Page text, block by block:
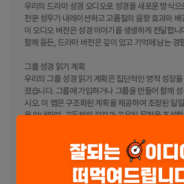
우리의 드라마 성경 오디오로 성경을 새로운 방식으
전문 성우가 내레이션하고 고품질의 음향 효과와
이 오디오 버전은 성경 이야기를 생생하게 전달합니
함께 듣든, 드라마 버전은 깊이 있고 기억에 남는 경
그룹 성경 읽기 계획
우리의 그룹 성경 읽기 계획은 집단적인 영적 성장
졌습니다. 그룹에 가입하거나 그룹을 만들어 함께
시오. 이 앱은 구조화된 계획을 제공하여 조정된 일
을 안내하며, 공동체의 감각과 공유된 목적을 조성
60분 길이의 계획이 준비되어 있습니다.
직관적인 성경 추적기를 사용하여 영적 목표를 유지